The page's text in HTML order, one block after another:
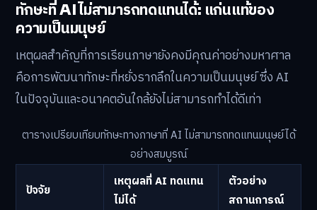
ทักษะที่ AI ไม่สามารถทดแทนได้: แก่นแท้ของ
ความเป็นมนุษย์
เหตุผลสำคัญที่การเรียนภาษายังคงมีคุณค่าอย่างมหาศาล
คือการพัฒนาทักษะที่หยั่งรากลึกในความเป็นมนุษย์ ซึ่ง AI
ในปัจจุบันและอนาคตอันใกล้ยังไม่สามารถทำได้ดีเท่า
ตารางเปรียบเทียบทักษะทางภาษาที่ AI ไม่สามารถทดแทนมนุษย์ได้
อย่างสมบูรณ์
ปัจจัย
เหตุผลที่ AI ทดแทน
ไม่ได้
ตัวอย่าง
สถานการณ์